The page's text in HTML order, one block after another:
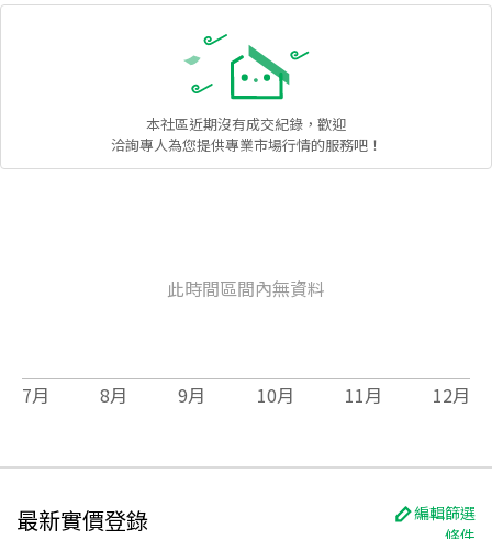
本社區近期沒有成交紀錄，歡迎
洽詢專人為您提供專業市場行情的服務吧！
此時間區間內無資料
7月 8月 9月 10月 11月 12月
最新實價登錄
編輯篩選